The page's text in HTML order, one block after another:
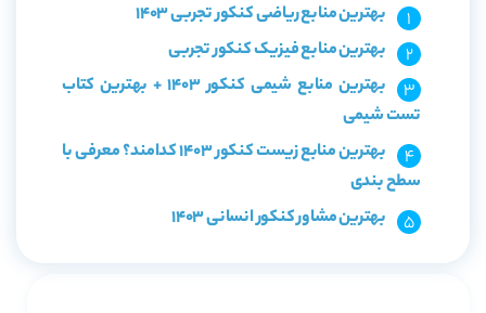
بهترین منابع ریاضی کنکور تجربی 1403
بهترین منابع فیزیک کنکور تجربی
بهترین منابع شیمی کنکور 1403 + بهترین کتاب
تست شیمی
بهترین منابع زیست کنکور 1403 کدامند؟ معرفی با
سطح بندی
بهترین مشاور کنکور انسانی 1403